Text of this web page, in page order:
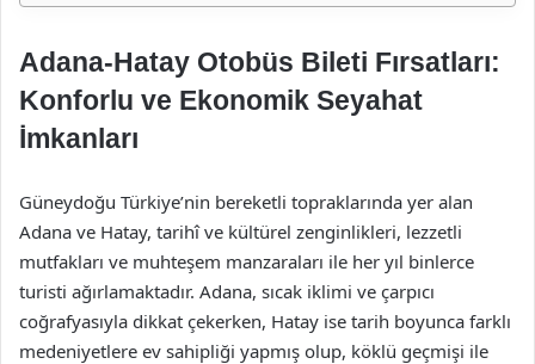
Adana-Hatay Otobüs Bileti Fırsatları:
Konforlu ve Ekonomik Seyahat
İmkanları
Güneydoğu Türkiye’nin bereketli topraklarında yer alan
Adana ve Hatay, tarihî ve kültürel zenginlikleri, lezzetli
mutfakları ve muhteşem manzaraları ile her yıl binlerce
turisti ağırlamaktadır. Adana, sıcak iklimi ve çarpıcı
coğrafyasıyla dikkat çekerken, Hatay ise tarih boyunca farklı
medeniyetlere ev sahipliği yapmış olup, köklü geçmişi ile